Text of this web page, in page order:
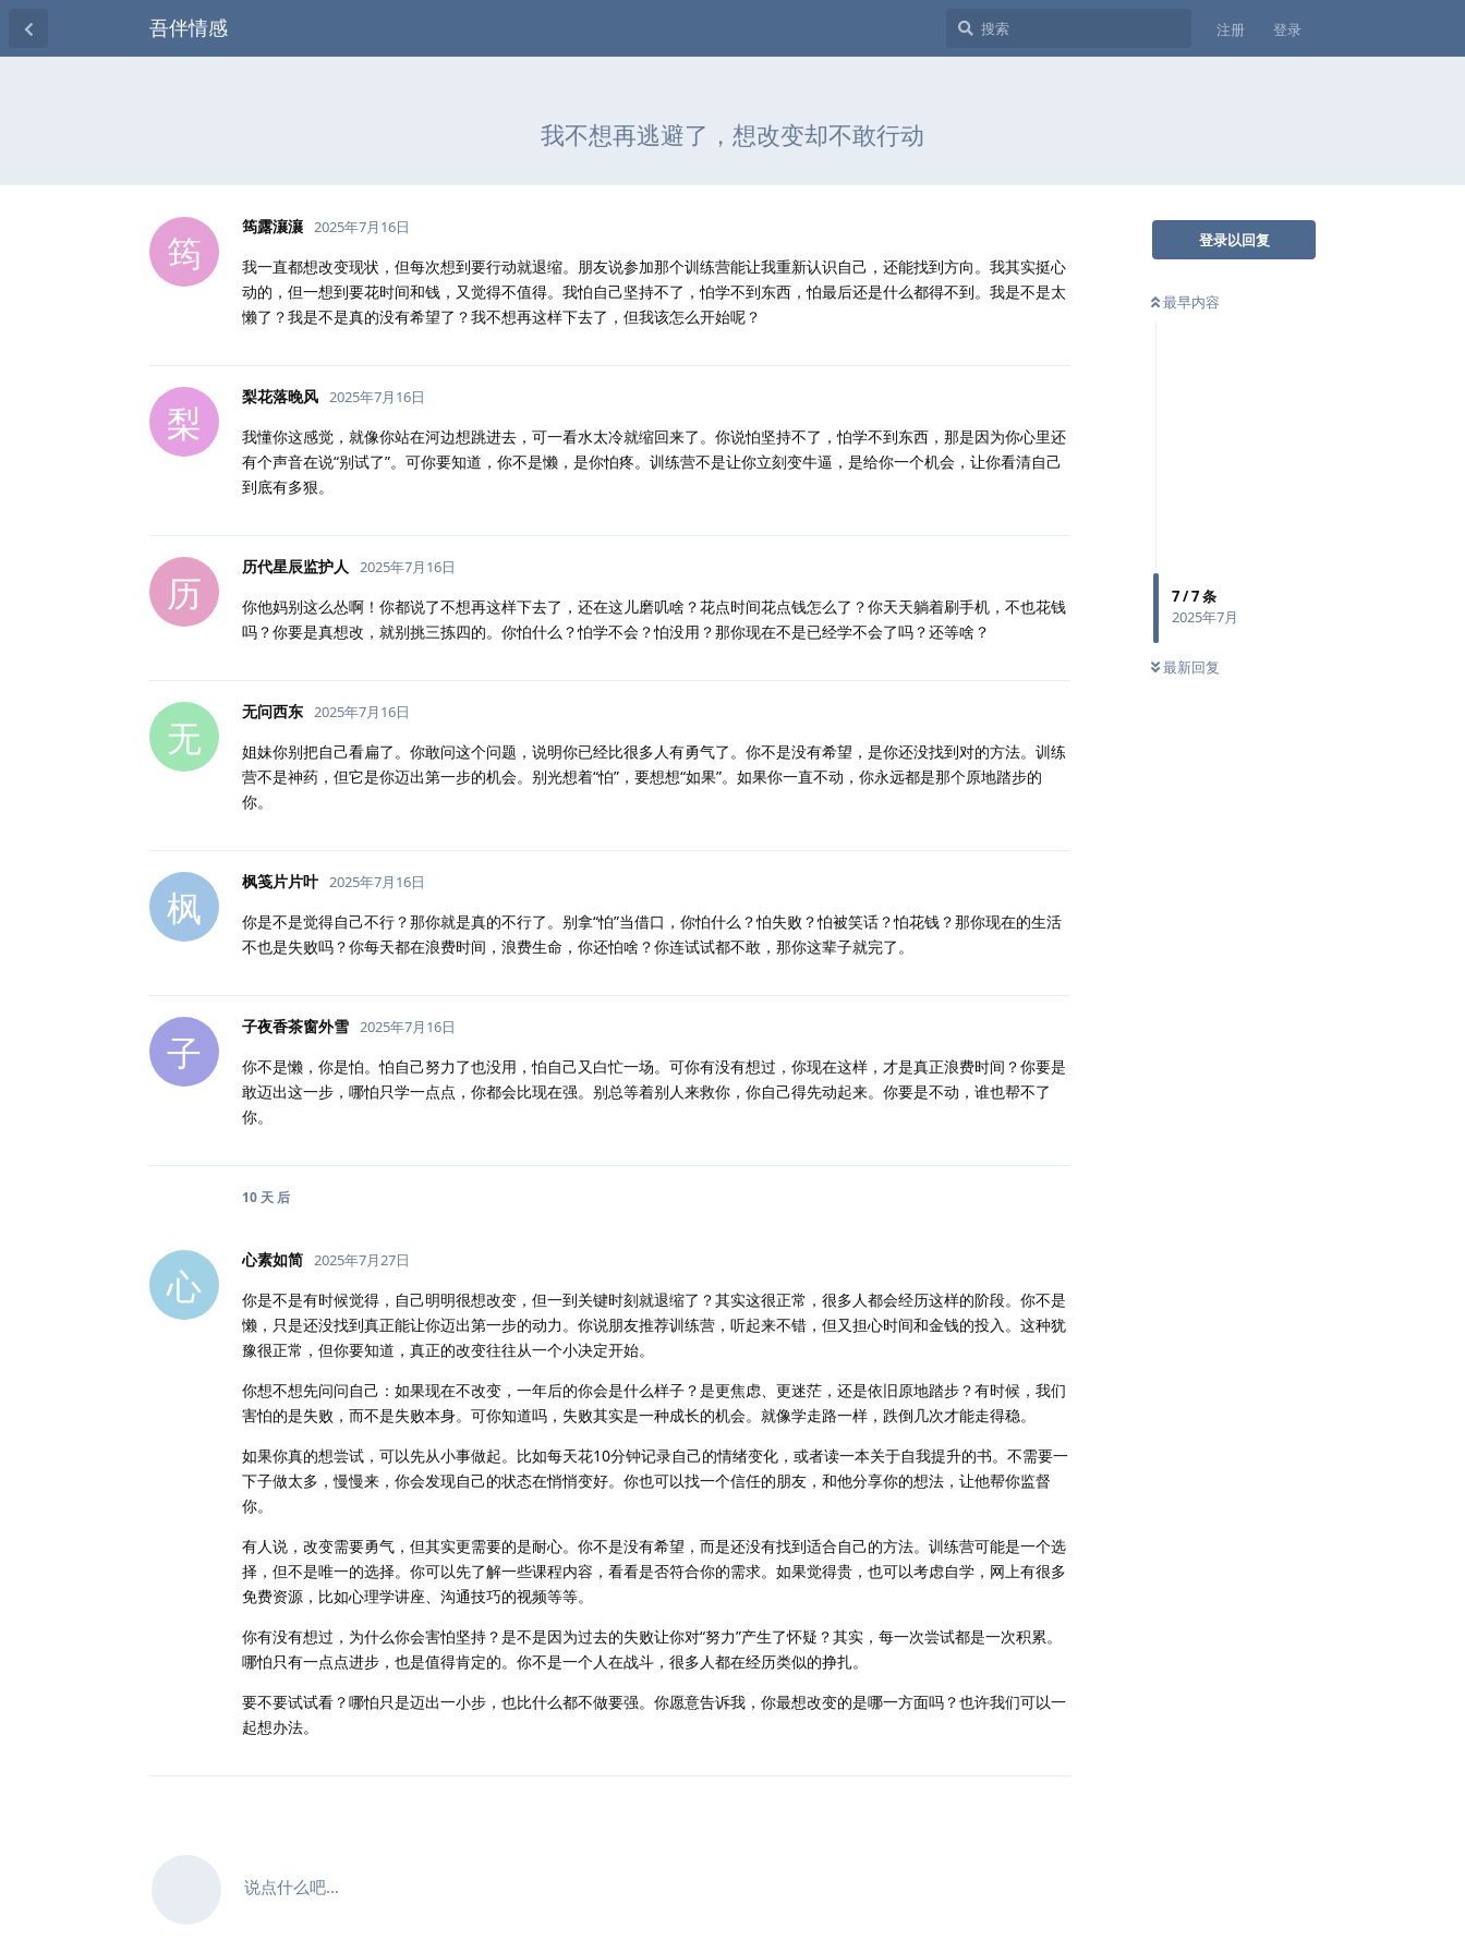
吾伴情感 注册 登录
我不想再逃避了，想改变却不敢行动
登录以回复
最早内容
7/7条
2025年7月
最新回复
筠
筠露瀼瀼 2025年7月16日
我一直都想改变现状，但每次想到要行动就退缩。朋友说参加那个训练营能让我重新认识自己，还能找到方向。我其实挺心
动的，但一想到要花时间和钱，又觉得不值得。我怕自己坚持不了，怕学不到东西，怕最后还是什么都得不到。我是不是太
懒了？我是不是真的没有希望了？我不想再这样下去了，但我该怎么开始呢？
梨
梨花落晚风 2025年7月16日
我懂你这感觉，就像你站在河边想跳进去，可一看水太冷就缩回来了。你说怕坚持不了，怕学不到东西，那是因为你心里还
有个声音在说“别试了”。可你要知道，你不是懒，是你怕疼。训练营不是让你立刻变牛逼，是给你一个机会，让你看清自己
到底有多狠。
历
历代星辰监护人 2025年7月16日
你他妈别这么怂啊！你都说了不想再这样下去了，还在这儿磨叽啥？花点时间花点钱怎么了？你天天躺着刷手机，不也花钱
吗？你要是真想改，就别挑三拣四的。你怕什么？怕学不会？怕没用？那你现在不是已经学不会了吗？还等啥？
无
无问西东 2025年7月16日
姐妹你别把自己看扁了。你敢问这个问题，说明你已经比很多人有勇气了。你不是没有希望，是你还没找到对的方法。训练
营不是神药，但它是你迈出第一步的机会。别光想着“怕”，要想想“如果”。如果你一直不动，你永远都是那个原地踏步的
你。
枫
枫笺片片叶 2025年7月16日
你是不是觉得自己不行？那你就是真的不行了。别拿“怕”当借口，你怕什么？怕失败？怕被笑话？怕花钱？那你现在的生活
不也是失败吗？你每天都在浪费时间，浪费生命，你还怕啥？你连试试都不敢，那你这辈子就完了。
子
子夜香茶窗外雪 2025年7月16日
你不是懒，你是怕。怕自己努力了也没用，怕自己又白忙一场。可你有没有想过，你现在这样，才是真正浪费时间？你要是
敢迈出这一步，哪怕只学一点点，你都会比现在强。别总等着别人来救你，你自己得先动起来。你要是不动，谁也帮不了
你。
10 天 后
心
心素如简 2025年7月27日
你是不是有时候觉得，自己明明很想改变，但一到关键时刻就退缩了？其实这很正常，很多人都会经历这样的阶段。你不是
懒，只是还没找到真正能让你迈出第一步的动力。你说朋友推荐训练营，听起来不错，但又担心时间和金钱的投入。这种犹
豫很正常，但你要知道，真正的改变往往从一个小决定开始。
你想不想先问问自己：如果现在不改变，一年后的你会是什么样子？是更焦虑、更迷茫，还是依旧原地踏步？有时候，我们
害怕的是失败，而不是失败本身。可你知道吗，失败其实是一种成长的机会。就像学走路一样，跌倒几次才能走得稳。
如果你真的想尝试，可以先从小事做起。比如每天花10分钟记录自己的情绪变化，或者读一本关于自我提升的书。不需要一
下子做太多，慢慢来，你会发现自己的状态在悄悄变好。你也可以找一个信任的朋友，和他分享你的想法，让他帮你监督
你。
有人说，改变需要勇气，但其实更需要的是耐心。你不是没有希望，而是还没有找到适合自己的方法。训练营可能是一个选
择，但不是唯一的选择。你可以先了解一些课程内容，看看是否符合你的需求。如果觉得贵，也可以考虑自学，网上有很多
免费资源，比如心理学讲座、沟通技巧的视频等等。
你有没有想过，为什么你会害怕坚持？是不是因为过去的失败让你对“努力”产生了怀疑？其实，每一次尝试都是一次积累。
哪怕只有一点点进步，也是值得肯定的。你不是一个人在战斗，很多人都在经历类似的挣扎。
要不要试试看？哪怕只是迈出一小步，也比什么都不做要强。你愿意告诉我，你最想改变的是哪一方面吗？也许我们可以一
起想办法。
说点什么吧...